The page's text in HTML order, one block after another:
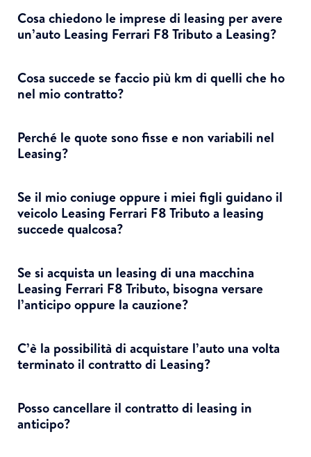
Cosa chiedono le imprese di leasing per avere
un’auto Leasing Ferrari F8 Tributo a Leasing?
Cosa succede se faccio più km di quelli che ho
nel mio contratto?
Perché le quote sono fisse e non variabili nel
Leasing?
Se il mio coniuge oppure i miei figli guidano il
veicolo Leasing Ferrari F8 Tributo a leasing
succede qualcosa?
Se si acquista un leasing di una macchina
Leasing Ferrari F8 Tributo, bisogna versare
l’anticipo oppure la cauzione?
C’è la possibilità di acquistare l’auto una volta
terminato il contratto di Leasing?
Posso cancellare il contratto di leasing in
anticipo?